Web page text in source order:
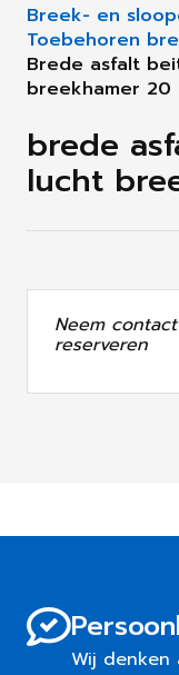
Breek- en
Toebehoren
Brede asfalt
breekhamer 20
brede
lucht
Neem
reserveren
Wij